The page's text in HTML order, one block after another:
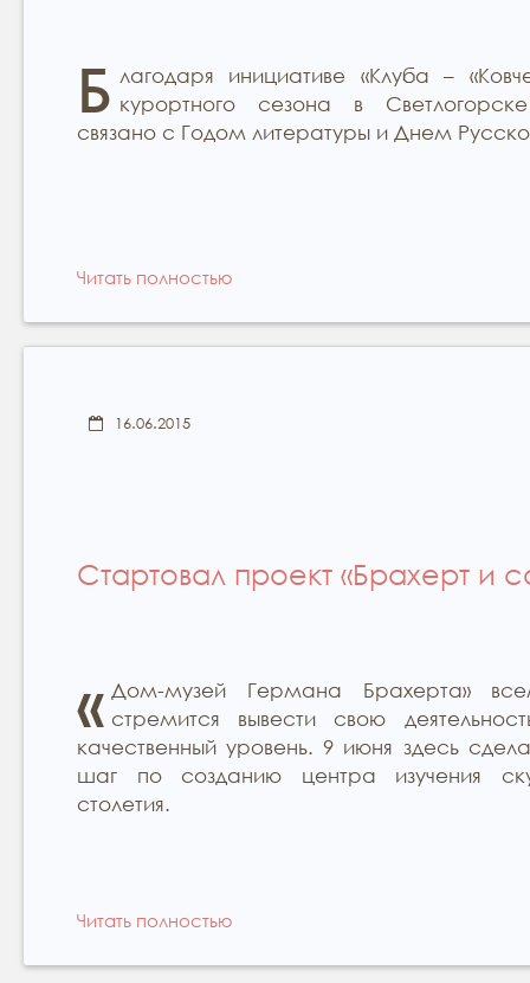
Б лагодаря инициативе «Клуба –
курортного сезона в
связано с Годом литературы и Днем
Читать полностью
16.06.2015
Стартовал проект «Брахерт и
« Дом-музей Германа Брахерта»
стремится вывести свою
качественный уровень. 9 июня здесь
шаг по созданию центра изучения
столетия.
Читать полностью